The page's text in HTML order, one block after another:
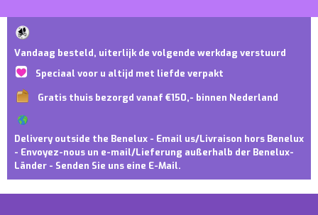
Vandaag besteld, uiterlijk de volgende werkdag verstuurd
Speciaal voor u altijd met liefde verpakt
Gratis thuis bezorgd vanaf €150,- binnen Nederland
Delivery outside the Benelux - Email us/Livraison hors Benelux
- Envoyez-nous un e-mail/Lieferung außerhalb der Benelux-
Länder - Senden Sie uns eine E-Mail.